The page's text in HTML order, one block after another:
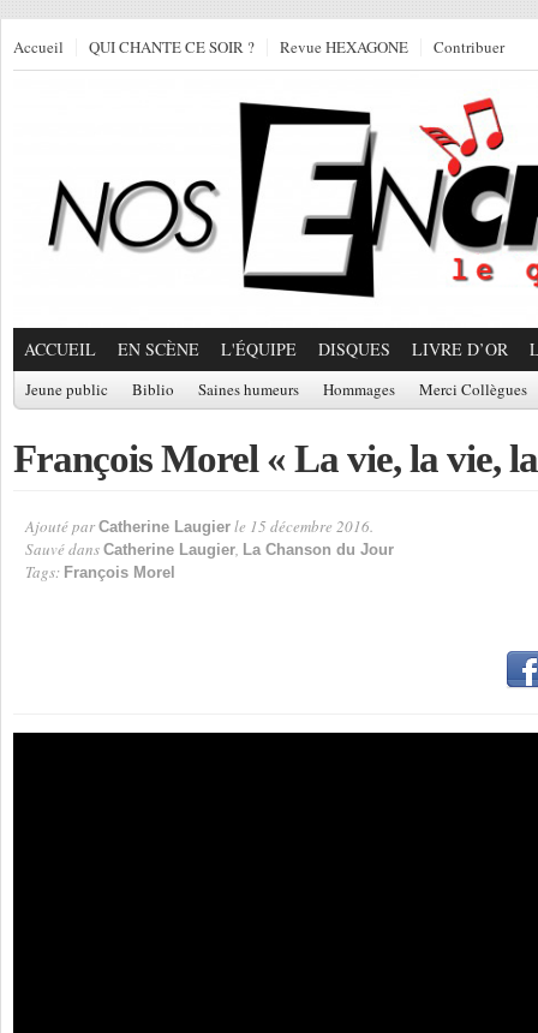
Accueil QUI CHANTE CE SOIR ? Revue HEXAGONE Contribuer
ACCUEIL EN SCÈNE L'ÉQUIPE DISQUES LIVRE D’OR
Jeune public Biblio Saines humeurs Hommages Merci Collègues
François Morel « La vie, la vie,
Ajouté par Catherine Laugier le 15 décembre 2016.
Sauvé dans Catherine Laugier, La Chanson du Jour
Tags: François Morel